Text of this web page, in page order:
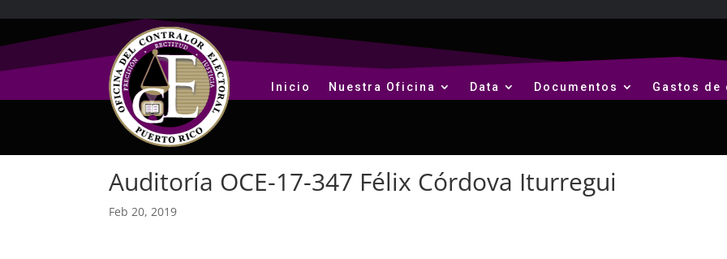
Inicio Nuestra Oficina Data Documentos Gastos
Auditoría OCE-17-347 Félix Córdova Iturregui
Feb 20, 2019